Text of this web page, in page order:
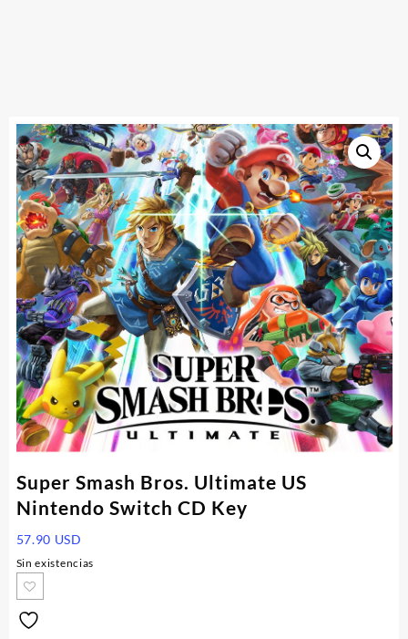
Super Smash Bros. Ultimate US
Nintendo Switch CD Key
57.90 USD
Sin existencias